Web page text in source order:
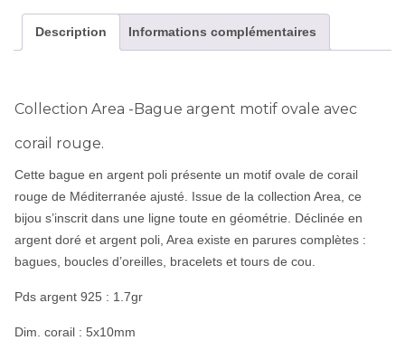
Description Informations complémentaires
Collection Area -Bague argent motif ovale avec
corail rouge.
Cette bague en argent poli présente un motif ovale de corail
rouge de Méditerranée ajusté. Issue de la collection Area, ce
bijou s’inscrit dans une ligne toute en géométrie. Déclinée en
argent doré et argent poli, Area existe en parures complètes :
bagues, boucles d’oreilles, bracelets et tours de cou.
Pds argent 925 : 1.7gr
Dim. corail : 5x10mm